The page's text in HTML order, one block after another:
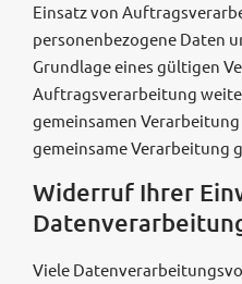
Einsatz von
personenbezogene Daten
Grundlage eines gültigen
Auftragsverarbeitung
gemeinsamen
gemeinsame Verarbeitung
Widerruf Ihrer
Viele